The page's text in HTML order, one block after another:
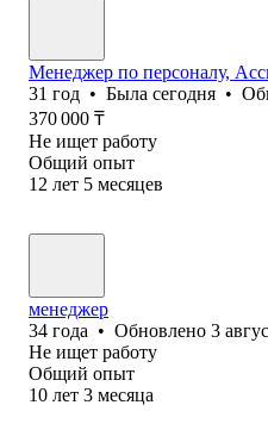
Менеджер по персоналу,
31 год • Была сегодня •
370 000 ₸
Не ищет работу
Общий опыт
12 лет 5 месяцев
менеджер
34 года • Обновлено 3
Не ищет работу
Общий опыт
10 лет 3 месяца